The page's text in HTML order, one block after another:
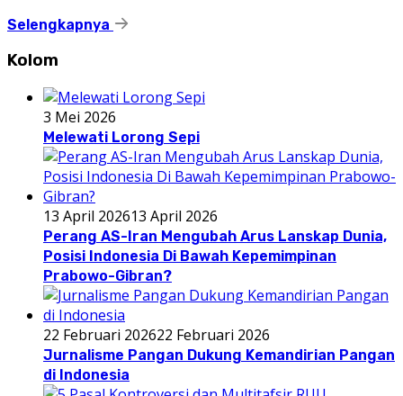
Selengkapnya
Kolom
3 Mei 2026
Melewati Lorong Sepi
13 April 202613 April 2026
Perang AS-Iran Mengubah Arus Lanskap Dunia,
Posisi Indonesia Di Bawah Kepemimpinan
Prabowo-Gibran?
22 Februari 202622 Februari 2026
Jurnalisme Pangan Dukung Kemandirian Pangan
di Indonesia